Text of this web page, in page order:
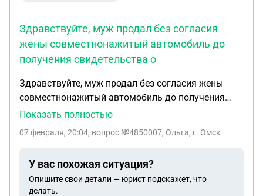
Здравствуйте, муж продал без согласия
жены совместнонажитый автомобиль до
получения свидетельства о
Здравствуйте, муж продал без согласия жены
совместнонажитый автомобиль до получения
свидетельства о разводе, сделка прошла через
половину рыночной стоимости), позже продал
цены и без согласия, что можно сделать в этой
ситуации?
Показать полностью
07 февраля, 20:04, вопрос №4850007, Ольга, г. Омск
У вас похожая ситуация?
Опишите свои детали — юрист подскажет, что
делать.